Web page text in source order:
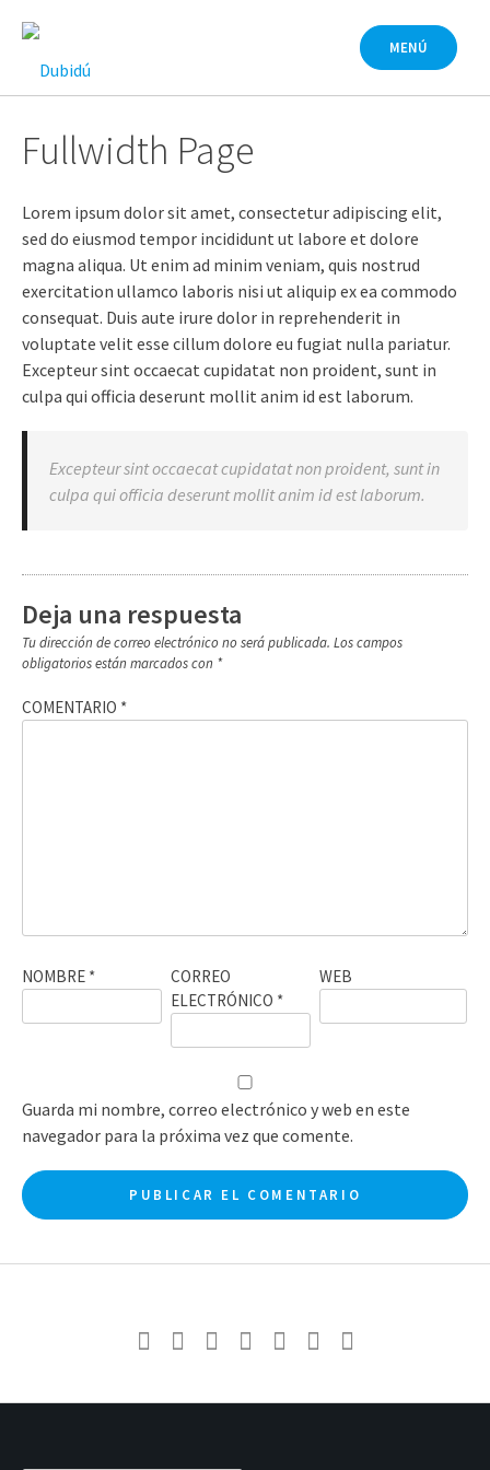
contenido
MENÚ
Fullwidth Page
Lorem ipsum dolor sit amet, consectetur adipiscing elit,
sed do eiusmod tempor incididunt ut labore et dolore
magna aliqua. Ut enim ad minim veniam, quis nostrud
exercitation ullamco laboris nisi ut aliquip ex ea commodo
consequat. Duis aute irure dolor in reprehenderit in
voluptate velit esse cillum dolore eu fugiat nulla pariatur.
Excepteur sint occaecat cupidatat non proident, sunt in
culpa qui officia deserunt mollit anim id est laborum.
Excepteur sint occaecat cupidatat non proident, sunt in
culpa qui officia deserunt mollit anim id est laborum.
Deja una respuesta
Tu dirección de correo electrónico no será publicada. Los campos
obligatorios están marcados con *
COMENTARIO *
NOMBRE *
CORREO
ELECTRÓNICO *
WEB
Guarda mi nombre, correo electrónico y web en este
navegador para la próxima vez que comente.